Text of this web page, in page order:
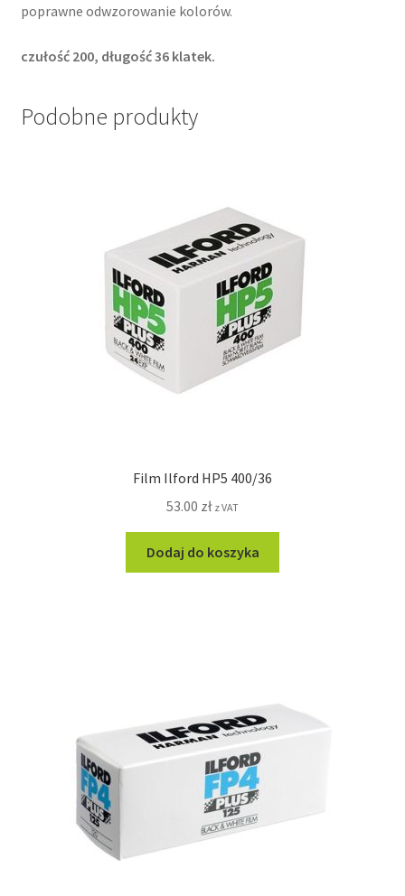
poprawne odwzorowanie kolorów.
czułość 200, długość 36 klatek.
Podobne produkty
Film Ilford HP5 400/36
53.00 zł z VAT
Dodaj do koszyka